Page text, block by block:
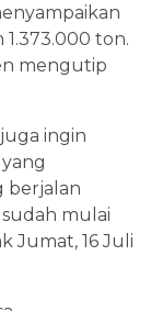
ton.
mengutip
ingin
berjalan
mulai
Jumat, 16 Juli